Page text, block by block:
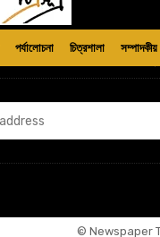
পর্যালোচনা চিত্রশালা সম্পাদকীয়
© Newspaper